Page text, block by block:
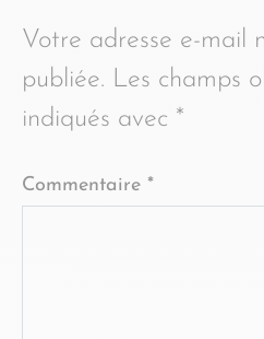
Votre adresse e-mail
publiée. Les champs
indiqués avec *
Commentaire *